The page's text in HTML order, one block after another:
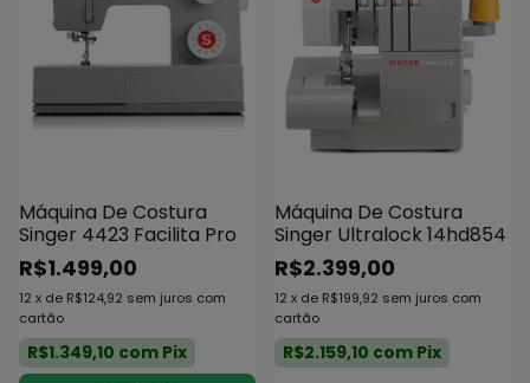
Máquina De Costura
Singer 4423 Facilita Pro
R$1.499,00
12 x de R$124,92 sem juros com
cartão
R$1.349,10 com Pix
Máquina De Costura
Singer Ultralock 14hd854
R$2.399,00
12 x de R$199,92 sem juros com
cartão
R$2.159,10 com Pix